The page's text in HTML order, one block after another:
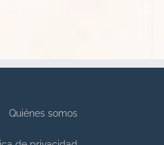
Quiénes somos